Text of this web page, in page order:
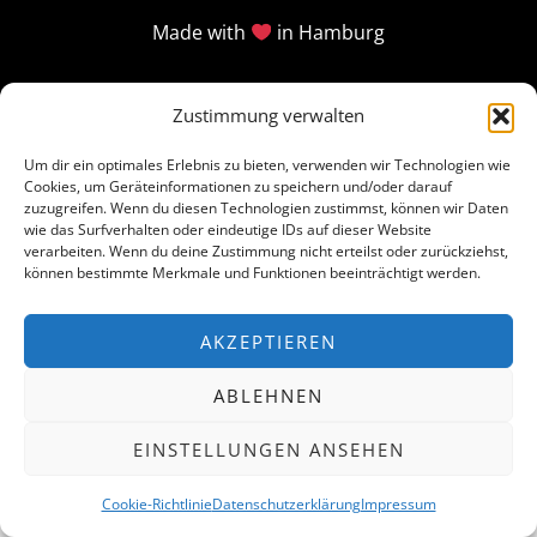
Zustimmung verwalten
Um dir ein optimales Erlebnis zu bieten, verwenden wir Technologien wie
Cookies, um Geräteinformationen zu speichern und/oder darauf
zuzugreifen. Wenn du diesen Technologien zustimmst, können wir Daten
wie das Surfverhalten oder eindeutige IDs auf dieser Website
verarbeiten. Wenn du deine Zustimmung nicht erteilst oder zurückziehst,
können bestimmte Merkmale und Funktionen beeinträchtigt werden.
AKZEPTIEREN
ABLEHNEN
EINSTELLUNGEN ANSEHEN
Cookie-RichtlinieDatenschutzerklärungImpressum
Made with in Hamburg